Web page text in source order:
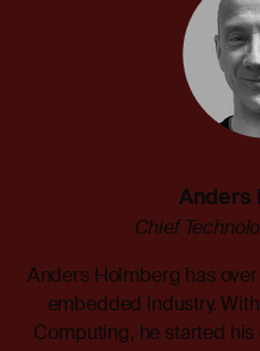
Anders
Chief
Anders Holmberg has
embedded industry.
Computing, he started